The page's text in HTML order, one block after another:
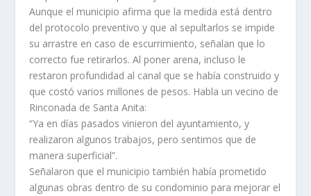
Aunque el municipio afirma que la medida está dentro
del protocolo preventivo y que al sepultarlos se impide
su arrastre en caso de escurrimiento, señalan que lo
correcto fue retirarlos. Al poner arena, incluso le
restaron profundidad al canal que se había construido y
que costó varios millones de pesos. Habla un vecino de
Rinconada de Santa Anita:
“Ya en días pasados vinieron del ayuntamiento, y
realizaron algunos trabajos, pero sentimos que de
manera superficial”.
Señalaron que el municipio también había prometido
algunas obras dentro de su condominio para mejorar el